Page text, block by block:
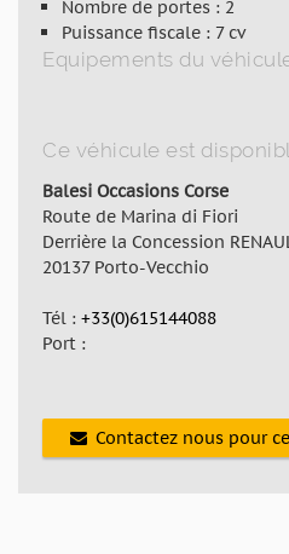
Nombre de portes : 2
Puissance fiscale : 7 cv
Equipements du
Ce véhicule est
Balesi Occasions Corse
Route de Marina di Fiori
Derrière la Concession
20137 Porto-Vecchio
Tél : +33(0)615144088
Port :
Contactez nous pour